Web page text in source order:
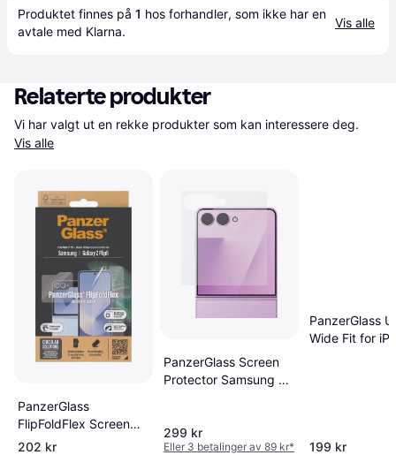
Produktet finnes på 1 hos forhandler, som ikke har en
avtale med Klarna.
Vis alle
Relaterte produkter
Vis alle
PanzerGlass
FlipFoldFlex Screen
Protector for Galaxy Z
202 kr
PanzerGlass Screen
Protector Samsung Z
299 kr
Eller 3 betalinger av 89 kr*
PanzerGlass
Wide Fit for
199 kr